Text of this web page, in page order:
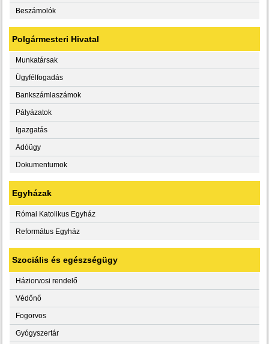
Beszámolók
Polgármesteri Hivatal
Munkatársak
Ügyfélfogadás
Bankszámlaszámok
Pályázatok
Igazgatás
Adóügy
Dokumentumok
Egyházak
Római Katolikus Egyház
Református Egyház
Szociális és egészségügy
Háziorvosi rendelő
Védőnő
Fogorvos
Gyógyszertár